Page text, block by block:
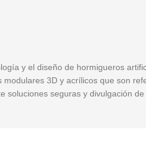
y el diseño de hormigueros
3D y acrílicos que son
soluciones seguras y divulgación de